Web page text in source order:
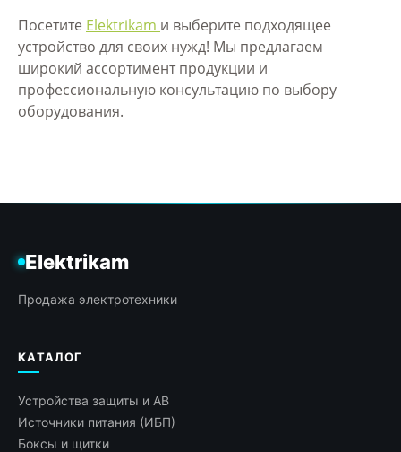
Посетите Elektrikam и выберите подходящее
устройство для своих нужд! Мы предлагаем
широкий ассортимент продукции и
профессиональную консультацию по выбору
оборудования.
Elektrikam
Продажа электротехники
КАТАЛОГ
Устройства защиты и АВ
Источники питания (ИБП)
Боксы и щитки